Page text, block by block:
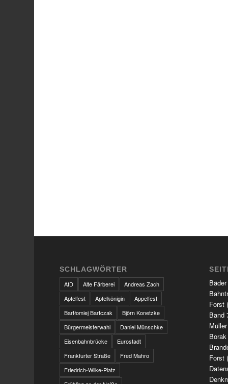
SCHLAGWÖRTER
AfD
Alte Färberei
Andreas Zach
Apfelfest
Apfelkönigin
Appelfest
Bartłomiej Bartczak
Björn Konetzke
Bürgermeisterwahl
Daniel Münschke
Eisenbahnbrücke
Eurostadt
Frankfurter Straße
Fred Mahro
Friedrich-Wilke-Platz
Bäder
Forst
Band
Müller
Forst